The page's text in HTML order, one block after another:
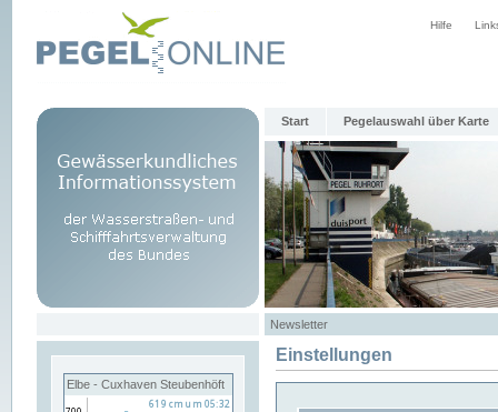
Hilfe
Start Pegelauswahl über Karte
Newsletter
Elbe - Cuxhaven Steubenhöft
Einstellungen